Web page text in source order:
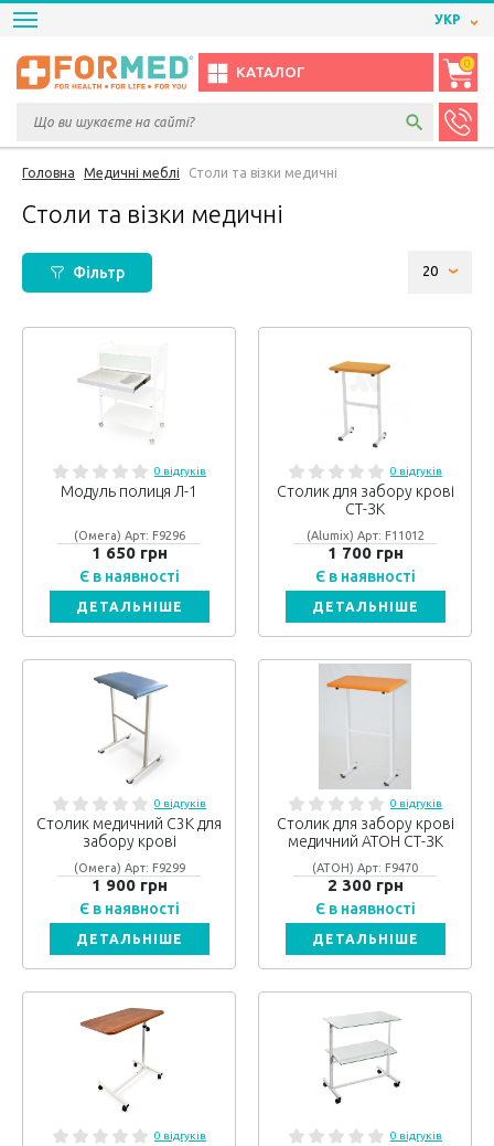
УКР
КАТАЛОГ
0
Головна Медичні меблі Столи та візки медичні
Столи та візки медичні
Фільтр
0 відгуків
Модуль полиця Л-1
(Омега) Арт: F9296
1 650 грн
Є в наявності
ДЕТАЛЬНІШЕ
0 відгуків
Столик для забору крові
СТ-ЗК
(Alumix) Арт: F11012
1 700 грн
Є в наявності
ДЕТАЛЬНІШЕ
0 відгуків
Столик медичний С3К для
забору крові
(Омега) Арт: F9299
1 900 грн
Є в наявності
ДЕТАЛЬНІШЕ
0 відгуків
Столик для забору крові
медичний АТОН СТ-ЗК
(АТОН) Арт: F9470
2 300 грн
Є в наявності
ДЕТАЛЬНІШЕ
0 відгуків 0 відгуків